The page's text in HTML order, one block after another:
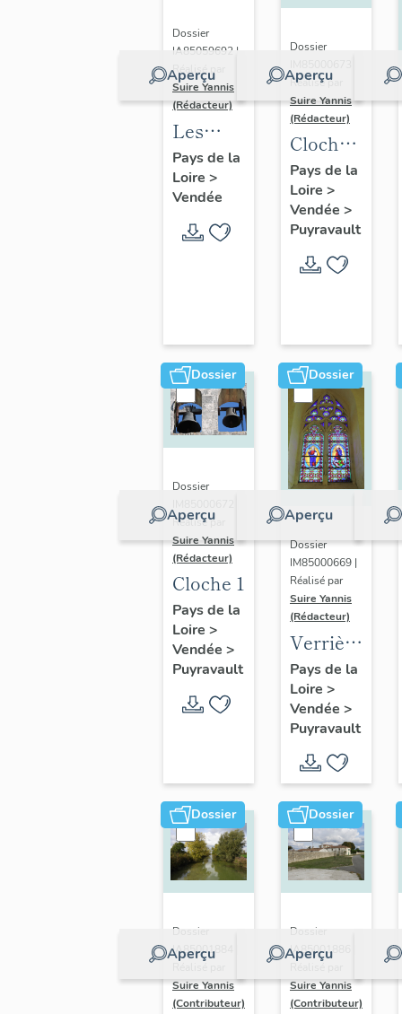
Aperçu
Dossier
IA85059692 |
Réalisé par
Suire Yannis
(Rédacteur)
Les
ports
dans la
vallée
de la
Pays de la
Loire >
Vendée
Aperçu
Dossier
Réalisé par
Suire Yannis
(Rédacteur)
Cloche 2
dite
Marie
Noëlle
Léone
Pays de la
Loire >
Vendée >
Puyravault
Dossier
Aperçu
Dossier
Réalisé par
Suire Yannis
(Rédacteur)
Cloche 1
Pays de la
Loire >
Vendée >
Puyravault
Dossier
Aperçu
Dossier
IM85000669 |
Réalisé par
Suire Yannis
(Rédacteur)
Verrière
: le
Christ
et
l'Assomption
Pays de la
Loire >
Vendée >
Puyravault
Dossier
Aperçu
Dossier
IA85001884 |
Suire Yannis
(Contributeur)
Dossier
Aperçu
Dossier
IA85001886 |
Suire Yannis
(Contributeur)